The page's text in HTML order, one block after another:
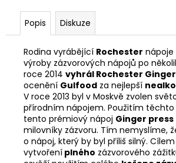
Popis Diskuze
Rodina vyrábějící Rochester
výroby zázvorových nápojů po
roce 2014 vyhrál Rochester Ginger
ocenění Gulfood za nejlepší
V roce 2013 byl v Moskvě zvolen
přírodním nápojem. Použitím těchto
tento prémiový nápoj Ginger press
milovníky zázvoru. Tím nemyslíme,
o nápoj, který by byl příliš silný.
vytvoření plného zázvorového
m
ROCHESTER